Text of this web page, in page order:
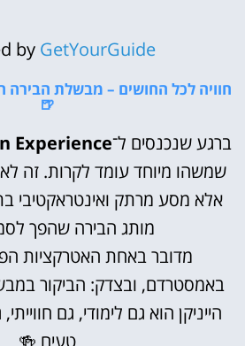
by GetYourGuide
חוויה לכל החושים – מבשלת הבירה
🍺
ברגע שנכנסים ל־Experience
שמשהו מיוחד עומד לקרות. זה לא
אלא מסע מרתק ואינטראקטיבי
מותג הבירה שהפך
מדובר באחת האטרקציות
באמסטרדם, ובצדק: הביקור
הייניקן הוא גם לימודי, גם
טעים 🍻